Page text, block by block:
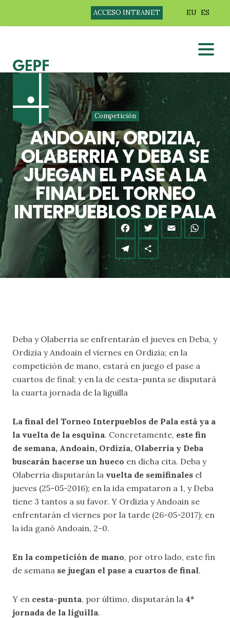
ACCESO INTRANET EU ES
Competición
ANDOAIN, ORDIZIA,
OLABERRIA Y DEBA SE
JUEGAN EL PASE A LA
FINAL DEL TORNEO
INTERPUEBLOS DE PALA
Deba y Olaberria se enfrentarán el jueves en Deba, y
Ordizia y Andoain el viernes en Ordizia; en la
competición de mano, estará en juego el pase a
cuartos de final; y en la de cesta-punta se disputará
la cuarta jornada de la liguilla
La final del Torneo Interpueblos de Pala está ya a
la vuelta de la esquina. Concretamente, este fin
de semana, Andoain, Ordizia, Olaberria y Deba
buscarán hacerse un hueco en dicha cita. Deba y
Olaberria disputarán la vuelta de semifinales el
jueves (25-05-2016); en la ida empataron a 1, y Deba
tiene 3 tantos a su favor. Y Ordizia y Andoain se
enfrentarán el viernes por la tarde (26-05-2017); en
la ida ganó Andoain, 2-0.
En la competición de mano, por otro lado, este fin
de semana se juegan el pase a cuartos de final.
Y en cesta-punta, por último, disputarán la 4ª
jornada de la liguilla.